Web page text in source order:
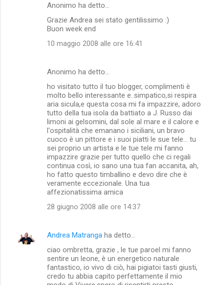
Anonimo ha detto…
Grazie Andrea sei stato gentilissimo :)
Buon week end
10 maggio 2008 alle ore 16:41
Anonimo ha detto…
ho visitato tutto il tuo blogger, complimenti è
molto bello interessante e..simpatico,si respira
aria sicula,e questa cosa mi fa impazzire, adoro
tutto della tua isola da battiato a J. Russo dai
limoni ai gelsomini, dal sole al mare e il calore e
l'ospitalità che emanano i siciliani, un bravo
cuoco è un pittore e i suoi piatti le sue tele... tu
sei proprio un artista e le tue tele mi fanno
impazzire grazie per tutto quello che ci regali
continua così, io sano una tua fan accanita, ah,
ho fatto questo timballino e devo dire che è
veramente eccezionale. Una tua
affezionatissima amica
28 giugno 2008 alle ore 14:37
Andrea Matranga ha detto…
ciao ombretta, grazie , le tue paroel mi fanno
sentire un leone, è un energetico naturale
fantastico, io vivo di ciò, hai pigiatoi tasti giusti,
credo tu abbia capito perfettamente il mio